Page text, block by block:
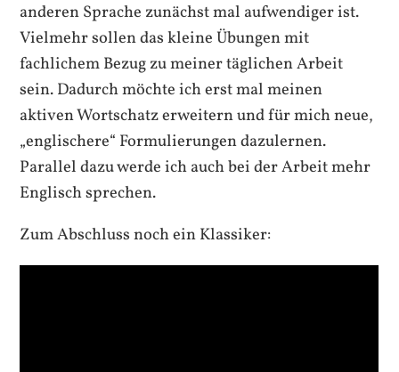
anderen Sprache zunächst mal aufwendiger ist.
Vielmehr sollen das kleine Übungen mit
fachlichem Bezug zu meiner täglichen Arbeit
sein. Dadurch möchte ich erst mal meinen
aktiven Wortschatz erweitern und für mich neue,
„englischere“ Formulierungen dazulernen.
Parallel dazu werde ich auch bei der Arbeit mehr
Englisch sprechen.
Zum Abschluss noch ein Klassiker: